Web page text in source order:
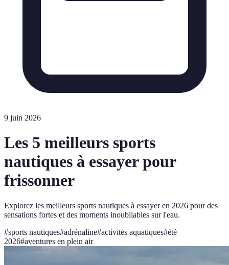
9 juin 2026
Les 5 meilleurs sports
nautiques à essayer pour
frissonner
Explorez les meilleurs sports nautiques à essayer en 2026 pour des
sensations fortes et des moments inoubliables sur l'eau.
#sports nautiques#adrénaline#activités aquatiques#été
2026#aventures en plein air